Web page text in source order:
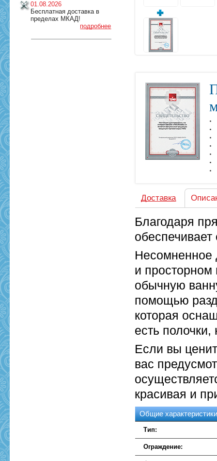
01.08.2026
Бесплатная доставка в
пределах МКАД!
подробнее
Доставка
Благодаря
Несомненное
и просторном
обычную
помощью
которая
есть
Если вы
вас
красивая и
Общие
Тип:
Ограждение: